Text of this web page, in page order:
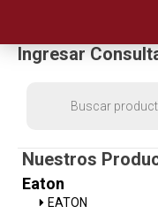
Ingresar
Nuestros
Eaton
EATON